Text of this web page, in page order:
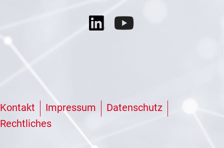
Kontakt Impressum
Datenschutz
Rechtliches